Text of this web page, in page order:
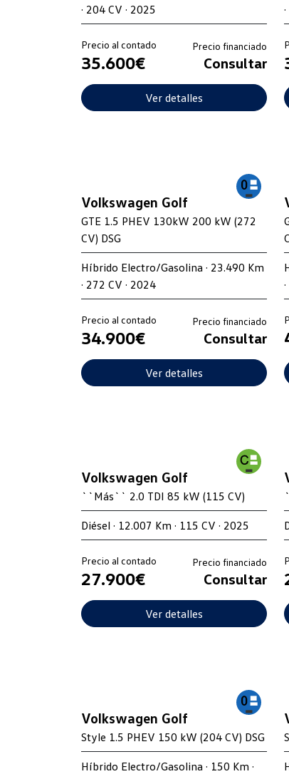
· 204 CV · 2025
Precio al contado
35.600€
Precio financiado
Consultar
Ver detalles
Volkswagen Golf
GTE 1.5 PHEV 130kW 200 kW (272
CV) DSG
Híbrido Electro/Gasolina · 23.490 Km
· 272 CV · 2024
Precio al contado
34.900€
Precio financiado
Consultar
Ver detalles
Volkswagen Golf
``Más`` 2.0 TDI 85 kW (115 CV)
Diésel · 12.007 Km · 115 CV · 2025
Precio al contado
27.900€
Precio financiado
Consultar
Ver detalles
Volkswagen Golf
Style 1.5 PHEV 150 kW (204 CV) DSG
Híbrido Electro/Gasolina · 150 Km ·